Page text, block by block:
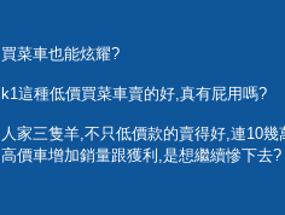
買菜車也能炫耀?
k1這種低價買菜車賣的好,真有屁用嗎?
人家三隻羊,不只低價款的賣得好,連10
高價車增加銷量跟獲利,是想繼續慘下去?